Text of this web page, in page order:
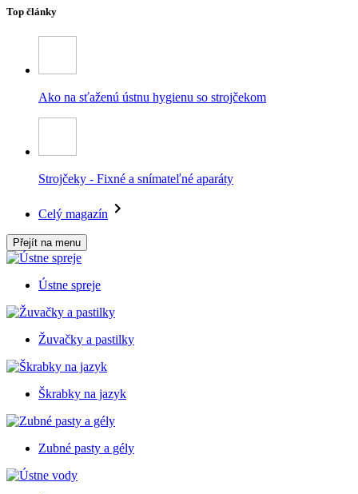
Top články
Ako na sťaženú ústnu hygienu so strojčekom
Strojčeky - Fixné a snímateľné aparáty
Celý magazín
Přejít na menu
Ústne spreje
Žuvačky a pastilky
Škrabky na jazyk
Zubné pasty a gély